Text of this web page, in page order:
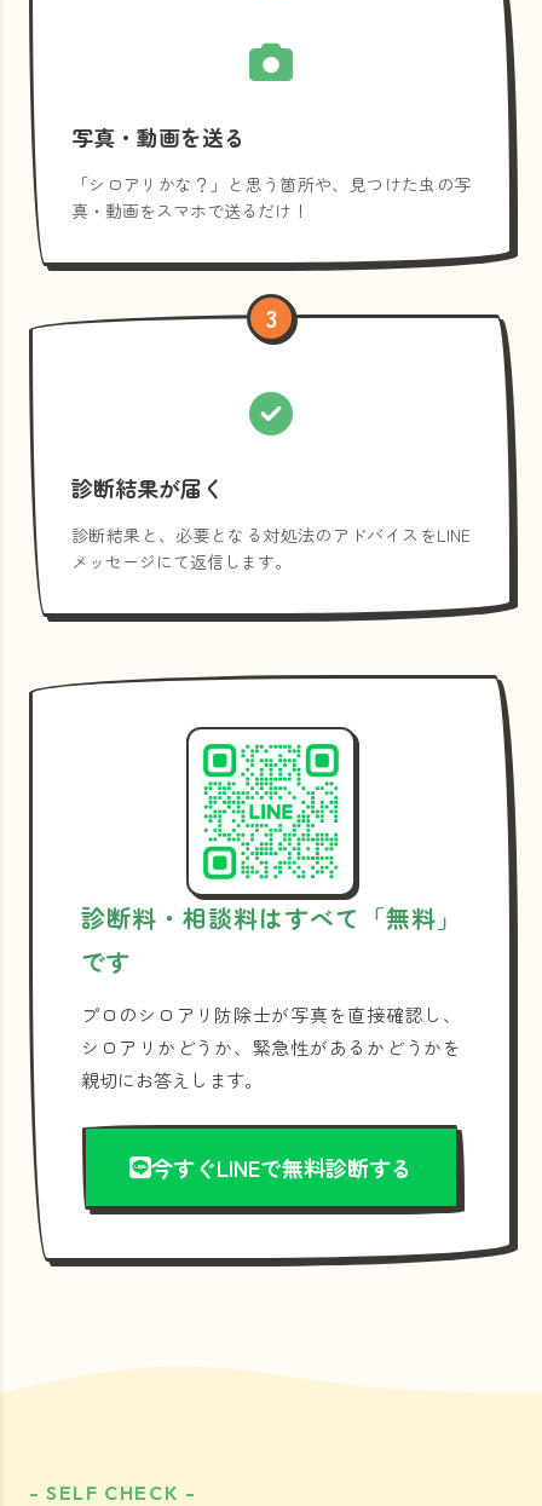
写真・動画を送る
「シロアリかな？」と思う箇所や、見つけた虫の写
真・動画をスマホで送るだけ！
3
診断結果が届く
診断結果と、必要となる対処法のアドバイスをLINE
メッセージにて返信します。
診断料・相談料はすべて「無料」
です
プロのシロアリ防除士が写真を直接確認し、
シロアリかどうか、緊急性があるかどうかを
親切にお答えします。
今すぐLINEで無料診断する
- SELF CHECK -